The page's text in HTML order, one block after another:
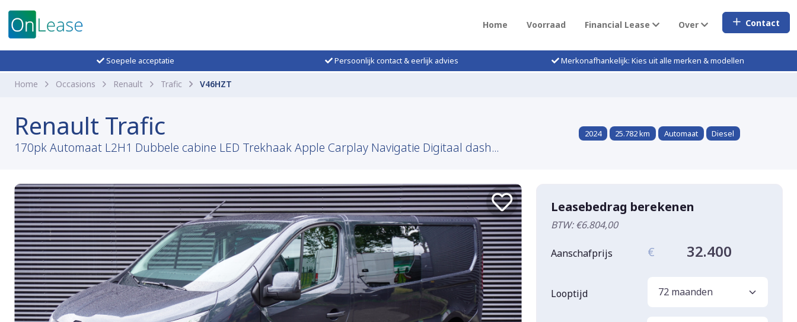
Home Voorraad Financial Lease Over Contact
Soepele acceptatie Persoonlijk contact & eerlijk advies Merkonafhankelijk: Kies uit alle merken & modellen
Home Occasions Renault Trafic V46HZT
Renault Trafic
170pk Automaat L2H1 Dubbele cabine LED Trekhaak Apple Carplay Navigatie Digitaal dash...
2024 25.782 km Automaat Diesel
Leasebedrag berekenen
BTW: €6.804,00
Aanschafprijs € 32.400
Looptijd